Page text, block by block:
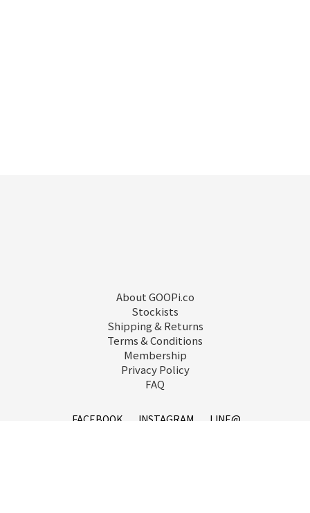
About GOOPi.co
Stockists
Shipping & Returns
Terms & Conditions
Membership
Privacy Policy
FAQ
FACEBOOK INSTAGRAM
LINE@